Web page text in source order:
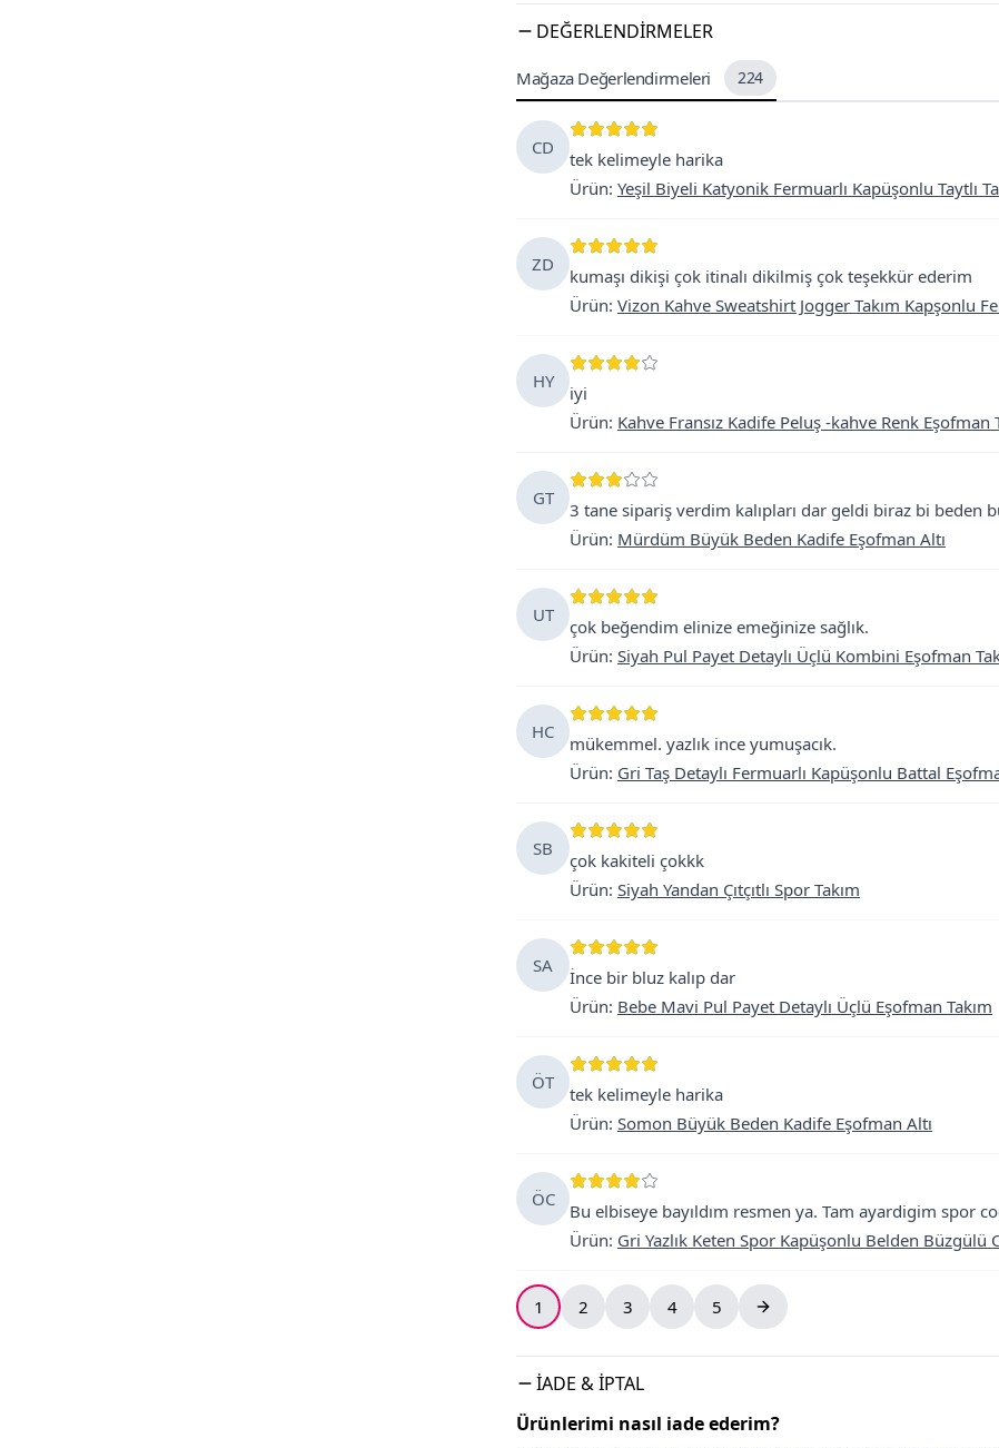
DEĞERLENDIRMELER
Mağaza Değerlendirmeleri 224
CD
tek kelimeyle harika
Ürün: Yeşil Biyeli Katyonik Fermuarlı Kapüşonlu Taytlı
ZD
kumaşı dikişi çok itinalı dikilmiş çok teşekkür ederim
Ürün: Vizon Kahve Sweatshirt Jogger Takım Kapşonlu
HY
iyi
Ürün: Kahve Fransız Kadife Peluş -kahve Renk Eşofman
GT
3 tane sipariş verdim kalıpları dar geldi biraz bi beden
Ürün: Mürdüm Büyük Beden Kadife Eşofman Altı
UT
çok beğendim elinize emeğinize sağlık.
Ürün: Siyah Pul Payet Detaylı Üçlü Kombini Eşofman
HC
mükemmel. yazlık ince yumuşacık.
Ürün: Gri Taş Detaylı Fermuarlı Kapüşonlu Battal
SB
çok kakiteli çokkk
Ürün: Siyah Yandan Çıtçıtlı Spor Takım
SA
İnce bir bluz kalıp dar
Ürün: Bebe Mavi Pul Payet Detaylı Üçlü Eşofman Takım
ÖT
tek kelimeyle harika
Ürün: Somon Büyük Beden Kadife Eşofman Altı
ÖC
Bu elbiseye bayıldım resmen ya. Tam ayardigim spor
Ürün: Gri Yazlık Keten Spor Kapüşonlu Belden Büzgülü
1 2 3 4 5
İADE & İPTAL
Ürünlerimi nasıl iade ederim?